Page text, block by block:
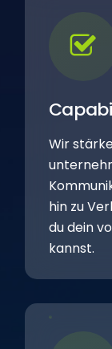
Wir
hin zu
du dein
kannst.